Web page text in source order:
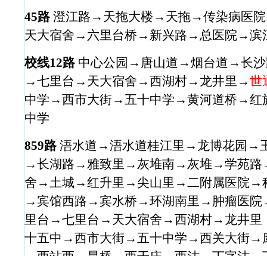
45路澄江路→天拖大楼→天拖→传染病医
天大宿舍→六里台桥→新兴路→总医院→滨
校线12路中心公园→唐山道→烟台道→长
→七里台→天大宿舍→西湖村→龙井里→世
中学→西市大街→五十中学→黄河道桥→
中学
859路浯水道→浯水道桂江里→龙博花园→
→长湖路→雅致里→灰堆南→灰堆→学苑
舍→土城→红升里→尖山里→二附属医院→
→宾馆西路→宾水桥→环湖南里→肿瘤医
里台→七里台→天大宿舍→西湖村→龙井
十五中→西市大街→五十中学→西关大街→